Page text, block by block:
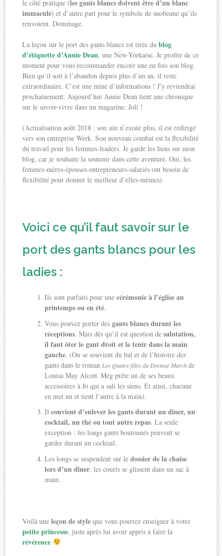
le côté pratique (les gants blancs doivent être d’un blanc
immaculé) et d’autre part pour le symbole de snobisme qu’ils
renvoient. Dommage.
La leçon sur le port des gants blancs est tirée dublog
d’étiquette d’Annie Dean, une New-Yorkaise. Je profite de ce
moment pour vous recommander encore une en fois son blog.
Bien qu’il soit à l’abandon depuis plus d’un an, il reste
extraordinaire. C’est une mine d’informations ! J’y reviendrai
prochainement. Aujourd’hui Annie Dean tient une chronique
sur le savoir-vivre dans un magazine. Joli !
(Actualisation août 2018 : son site n’existe plus, il est redirigé
vers son entreprise Werk. Son nouveau combat est la flexibilité
du travail pour les femmes-leaders. Je garde les liens sur mon
blog, car je souhaite la soutenir dans cette aventure. Oui, les
femmes-mères-épouses-entrepreneurs-salariés ont besoin de
flexibilité pour donner le meilleur d’elles-mêmes).
Voici ce qu’il faut savoir sur le
port des gants blancs pour les
ladies :
Ils sont parfaits pour unecérémonie à l’église au
printemps ou en été.
Vous pouvez porter desgants blancs durant les
réceptions. Mais dès qu’il est question desalutation,
il faut ôter le gant droit et le tenir dans la main
gauche. (On se souvient du bal et de l’histoire des
gants dans le romanLes Quatre filles du Docteur Marchde
Louisa May Alcott Meg prête un de ses beaux
accessoires à Jo qui a sali les siens. Et ainsi, chacune
en met un et tient l’autre à la main).
Ilconvient d’enlever les gants durant un dîner, un
cocktail, un thé ou tout autre repas. La seule
exception : les longs gants boutonnés peuvent se
garder durant un cocktail.
Les longs se suspendent sur ledossier de la chaise
lors d’un dîner, les courts se glissent dans un sac à
main.
Voilà uneleçon de style que vous pourrez enseigner à votre
petite princesse, juste après lui avoir appris à faire la
révérence